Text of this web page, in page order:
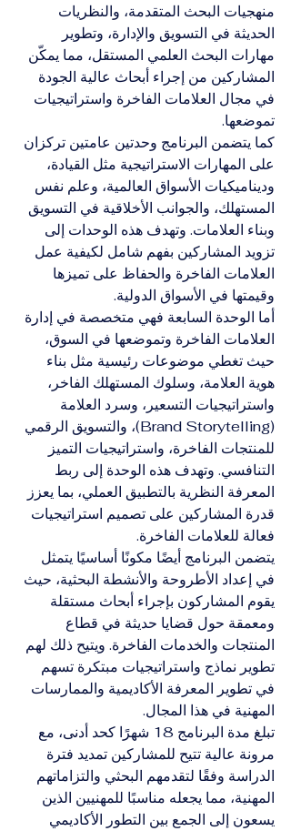
منهجيات البحث المتقدمة، والنظريات
الحديثة في التسويق والإدارة، وتطوير
مهارات البحث العلمي المستقل، مما يمكّن
المشاركين من إجراء أبحاث عالية الجودة
في مجال العلامات الفاخرة واستراتيجيات
تموضعها.
كما يتضمن البرنامج وحدتين عامتين تركزان
على المهارات الاستراتيجية مثل القيادة،
وديناميكيات الأسواق العالمية، وعلم نفس
المستهلك، والجوانب الأخلاقية في التسويق
وبناء العلامات. وتهدف هذه الوحدات إلى
تزويد المشاركين بفهم شامل لكيفية عمل
العلامات الفاخرة والحفاظ على تميزها
وقيمتها في الأسواق الدولية.
أما الوحدة السابعة فهي متخصصة في إدارة
العلامات الفاخرة وتموضعها في السوق،
حيث تغطي موضوعات رئيسية مثل بناء
هوية العلامة، وسلوك المستهلك الفاخر،
واستراتيجيات التسعير، وسرد العلامة
(Brand Storytelling)، والتسويق الرقمي
للمنتجات الفاخرة، واستراتيجيات التميز
التنافسي. وتهدف هذه الوحدة إلى ربط
المعرفة النظرية بالتطبيق العملي، بما يعزز
قدرة المشاركين على تصميم استراتيجيات
فعالة للعلامات الفاخرة.
يتضمن البرنامج أيضًا مكونًا أساسيًا يتمثل
في إعداد الأطروحة والأنشطة البحثية، حيث
يقوم المشاركون بإجراء أبحاث مستقلة
ومعمقة حول قضايا حديثة في قطاع
المنتجات والخدمات الفاخرة. ويتيح ذلك لهم
تطوير نماذج واستراتيجيات مبتكرة تسهم
في تطوير المعرفة الأكاديمية والممارسات
المهنية في هذا المجال.
تبلغ مدة البرنامج 18 شهرًا كحد أدنى، مع
مرونة عالية تتيح للمشاركين تمديد فترة
الدراسة وفقًا لتقدمهم البحثي والتزاماتهم
المهنية، مما يجعله مناسبًا للمهنيين الذين
يسعون إلى الجمع بين التطور الأكاديمي